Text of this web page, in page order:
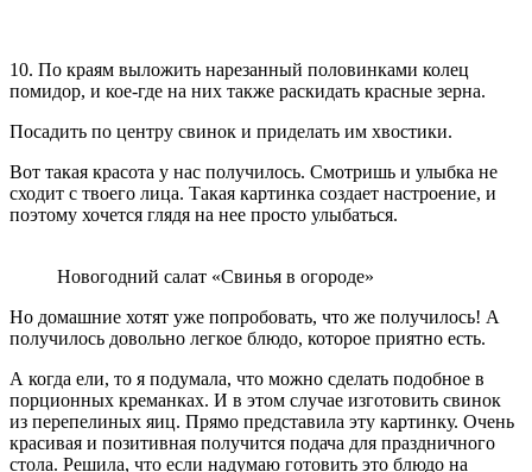
10. По краям выложить нарезанный половинками колец
помидор, и кое-где на них также раскидать красные зерна.
Посадить по центру свинок и приделать им хвостики.
Вот такая красота у нас получилось. Смотришь и улыбка не
сходит с твоего лица. Такая картинка создает настроение, и
поэтому хочется глядя на нее просто улыбаться.
Новогодний салат «Свинья в огороде»
Но домашние хотят уже попробовать, что же получилось! А
получилось довольно легкое блюдо, которое приятно есть.
А когда ели, то я подумала, что можно сделать подобное в
порционных креманках. И в этом случае изготовить свинок
из перепелиных яиц. Прямо представила эту картинку. Очень
красивая и позитивная получится подача для праздничного
стола. Решила, что если надумаю готовить это блюдо на